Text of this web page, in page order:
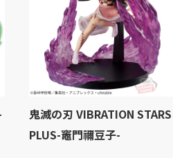
鬼滅の刃 VIBRATION STARS
PLUS-竈門禰豆子-